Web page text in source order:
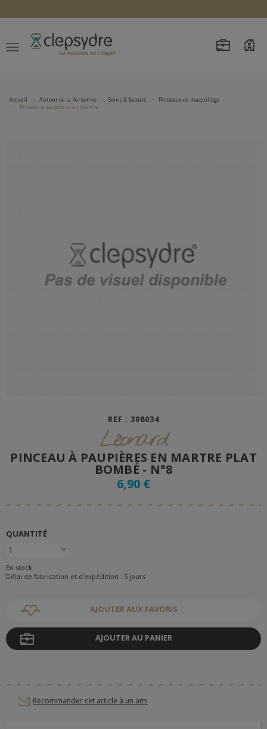
Accueil Autour de la Personne Soins & Beauté
Pinceaux de maquillage
Pinceau à paupières en martre
REF : 308034
Léonard
PINCEAU À PAUPIÈRES EN MARTRE PLAT
BOMBÉ - N°8
6,90 €
QUANTITÉ
En stock
Délai de fabrication et d'expédition : 5 jours
AJOUTER AUX FAVORIS
AJOUTER AU PANIER
Recommander cet article à un ami